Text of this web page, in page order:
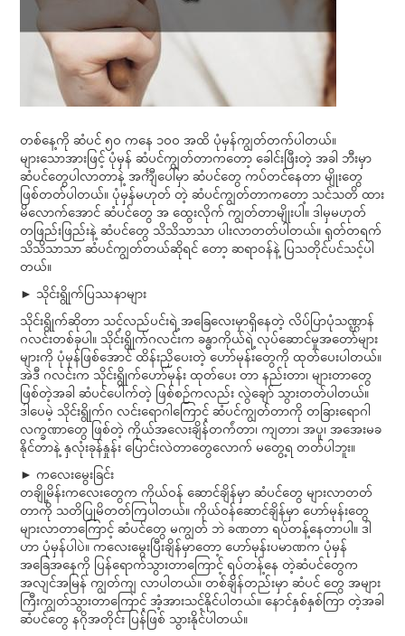
တစ်နေ့ကို ဆံပင် ၅၀ ကနေ ၁၀၀ အထိ ပုံမှန်ကျွတ်တက်ပါတယ်။
များသောအားဖြင့် ပုံမှန် ဆံပင်ကျွတ်တာကတော့ ခေါင်းဖြီးတဲ့ အခါ ဘီးမှာ
ဆံပင်တွေပါလာတာနဲ့ အင်္ကျီပေါ်မှာ ဆံပင်တွေ ကပ်တင်နေတာ မျိုးတွေ
ဖြစ်တတ်ပါတယ်။ ပုံမှန်မဟုတ် တဲ့ ဆံပင်ကျွတ်တာကတော့ သင်သတိ ထား
မိလောက်အောင် ဆံပင်တွေ အ ထွေးလိုက် ကျွတ်တာမျိုးပါ။ ဒါမှမဟုတ်
တဖြည်းဖြည်းနဲ့ ဆံပင်တွေ သိသိသာသာ ပါးလာတတ်ပါတယ်။ ရုတ်တရက်
သိသိသာသာ ဆံပင်ကျွတ်တယ်ဆိုရင် တော့ ဆရာဝန်နဲ့ ပြသတိုင်ပင်သင့်ပါ
တယ်။
► သိုင်းရွိုက်ပြဿနာများ
သိုင်းရွိုက်ဆိုတာ သင့်လည်ပင်းရဲ့ အခြေလေးမှာရှိနေတဲ့ လိပ်ပြာပုံသဏ္ဌာန်
ဂလင်းတစ်ခုပါ။ သိုင်းရွိုက်ဂလင်းက ခန္ဓာကိုယ်ရဲ့ လုပ်ဆောင်မှုအတော်များ
များကို ပုံမှန်ဖြစ်အောင် ထိန်းညှိပေးတဲ့ ဟော်မုန်းတွေကို ထုတ်ပေးပါတယ်။
အဲဒီ ဂလင်းက သိုင်းရွိုက်ဟော်မုန်း ထုတ်ပေး တာ နည်းတာ၊ များတာတွေ
ဖြစ်တဲ့အခါ ဆံပင်ပေါက်တဲ့ ဖြစ်စဉ်ကလည်း လွဲချော် သွားတတ်ပါတယ်။
ဒါပေမဲ့ သိုင်းရွိုက်ဂ လင်းရောဂါကြောင့် ဆံပင်ကျွတ်တာကို တခြားရောဂါ
လက္ခဏာတွေ ဖြစ်တဲ့ ကိုယ်အလေးချိန်တက်တာ၊ ကျတာ၊ အပူ၊ အအေးမခံ
နိုင်တာနဲ့ နှလုံးခုန်နှုန်း ပြောင်းလဲတာတွေလောက် မတွေ့ရ တတ်ပါဘူး။
► ကလေးမွေးခြင်း
တချို့မိန်းကလေးတွေက ကိုယ်ဝန် ဆောင်ချိန်မှာ ဆံပင်တွေ များလာတတ်
တာကို သတိပြုမိတတ်ကြပါတယ်။ ကိုယ်ဝန်ဆောင်ချိန်မှာ ဟော်မုန်းတွေ
များလာတာကြောင့် ဆံပင်တွေ မကျွတ် ဘဲ ခဏတာ ရပ်တန့်နေတာပါ။ ဒါ
ဟာ ပုံမှန်ပါပဲ။ ကလေးမွေးပြီးချိန်မှာတော့ ဟော်မုန်းပမာဏက ပုံမှန်
အခြေအနေကို ပြန်ရောက်သွားတာကြောင့် ရပ်တန့်နေ တဲ့ဆံပင်တွေက
အလျင်အမြန် ကျွတ်ကျ လာပါတယ်။ တစ်ချိန်တည်းမှာ ဆံပင် တွေ အများ
ကြီးကျွတ်သွားတာကြောင့် အံ့အားသင့်နိုင်ပါတယ်။ နောင်နှစ်နှစ်ကြာ တဲ့အခါ
ဆံပင်တွေ နဂိုအတိုင်း ပြန်ဖြစ် သွားနိုင်ပါတယ်။